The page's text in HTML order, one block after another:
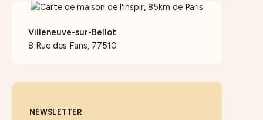
Villeneuve-sur-Bellot
8 Rue des Fans, 77510
NEWSLETTER